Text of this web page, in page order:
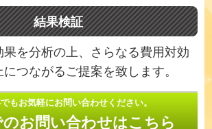
結果検証
果を分析の上、さらなる費用対効
つながるご提案を致します。
もお気軽にお問い合わせください。
お問い合わせはこちら